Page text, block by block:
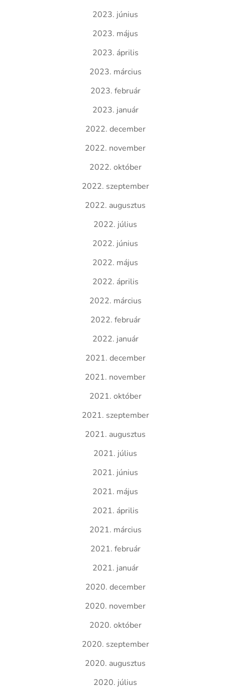
2023. június
2023. május
2023. április
2023. március
2023. február
2023. január
2022. december
2022. november
2022. október
2022. szeptember
2022. augusztus
2022. július
2022. június
2022. május
2022. április
2022. március
2022. február
2022. január
2021. december
2021. november
2021. október
2021. szeptember
2021. augusztus
2021. július
2021. június
2021. május
2021. április
2021. március
2021. február
2021. január
2020. december
2020. november
2020. október
2020. szeptember
2020. augusztus
2020. július